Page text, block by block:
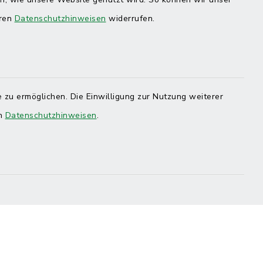
Datenschutzhinweisen widerrufen.
ermöglichen. Die Einwilligung zur Nutzung weiterer
Datenschutzhinweisen.